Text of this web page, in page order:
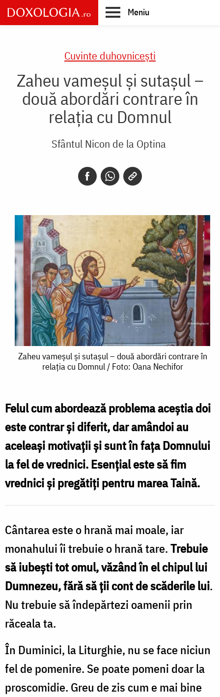
Skip
to
main
Meniu
Cuvinte duhovnicești
Zaheu vameșul și sutașul –
două abordări contrare în
relația cu Domnul
Sfântul Nicon de la Optina
Zaheu
vameșul
sutașul
–
două
abordări
contrare
relația
cu
Domnul
/
Nechifor
Zaheu vameșul și sutașul – două abordări contrare în
relația cu Domnul / Foto: Oana Nechifor
Felul cum abordează problema aceștia doi
este contrar și diferit, dar amândoi au
aceleași motivații și sunt în fața Domnului
la fel de vrednici. Esențial este să fim
vrednici și pregătiți pentru marea Taină.
Cântarea este o hrană mai moale, iar
monahului îi trebuie o hrană tare.Trebuie
să iubești tot omul, văzând în el chipul lui
Dumnezeu, fără să ții cont de scăderile lui.
Nu trebuie să îndepărtezi oamenii prin
răceala ta.
În Duminici, la Liturghie, nu se face niciun
fel de pomenire. Se poate pomeni doar la
proscomidie. Greu de zis cum e mai bine